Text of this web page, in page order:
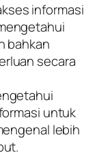
informasi
bahkan
secara
untuk
lebih